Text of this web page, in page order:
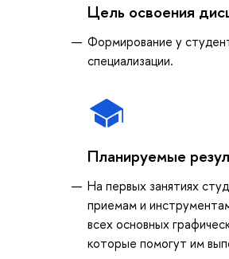
Цель освоения
Формирование у
специализации.
Планируемые
На первых занятиях
приемам и
всех основных
которые помогут им